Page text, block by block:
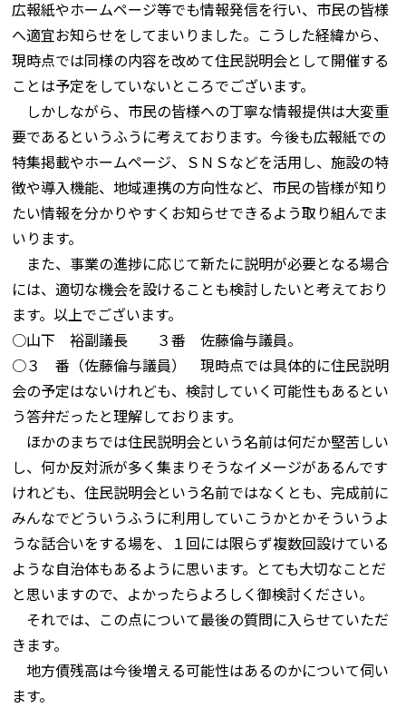
広報紙やホームページ等でも情報発信を行い、市民の皆様
へ適宜お知らせをしてまいりました。こうした経緯から、
現時点では同様の内容を改めて住民説明会として開催する
ことは予定をしていないところでございます。
しかしながら、市民の皆様への丁寧な情報提供は大変重
要であるというふうに考えております。今後も広報紙での
特集掲載やホームページ、ＳＮＳなどを活用し、施設の特
徴や導入機能、地域連携の方向性など、市民の皆様が知り
たい情報を分かりやすくお知らせできるよう取り組んでま
いります。
また、事業の進捗に応じて新たに説明が必要となる場合
には、適切な機会を設けることも検討したいと考えており
ます。以上でございます。
○山下 裕副議長 ３番 佐藤倫与議員。
○３ 番（佐藤倫与議員） 現時点では具体的に住民説明
会の予定はないけれども、検討していく可能性もあるとい
う答弁だったと理解しております。
ほかのまちでは住民説明会という名前は何だか堅苦しい
し、何か反対派が多く集まりそうなイメージがあるんです
けれども、住民説明会という名前ではなくとも、完成前に
みんなでどういうふうに利用していこうかとかそういうよ
うな話合いをする場を、１回には限らず複数回設けている
ような自治体もあるように思います。とても大切なことだ
と思いますので、よかったらよろしく御検討ください。
それでは、この点について最後の質問に入らせていただ
きます。
地方債残高は今後増える可能性はあるのかについて伺い
ます。